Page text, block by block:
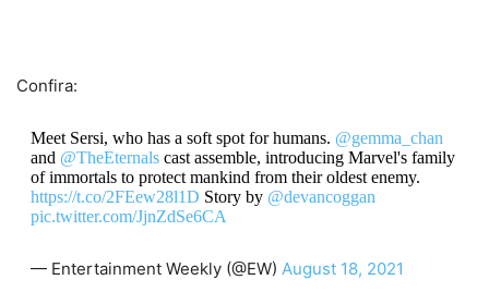
Confira:
Meet Sersi, who has a soft spot for humans. @gemma_chan
and @TheEternalscast assemble, introducing Marvel's family
of immortals to protect mankind from their oldest enemy.
https://t.co/2FEew28l1D Story by @devancoggan
pic.twitter.com/JjnZdSe6CA
— Entertainment Weekly (@EW) August 18, 2021